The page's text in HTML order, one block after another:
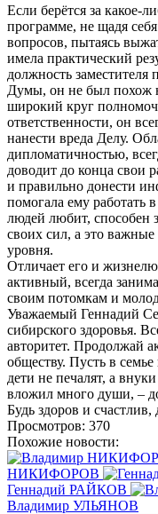
Если берётся за какое-
программе, не щадя
вопросов, пытаясь
имела практический
должность заместителя
Думы, он не был похож
широкий круг
ответственности, он
нанести вреда Делу.
дипломатичностью,
доводит до конца свои
и правильно донести
помогала ему
людей любит, способен
своих сил, а это важные
уровня.
Отличает его и
активный, всегда
своим потомкам и
Уважаемый Геннадий
сибирского здоровья.
авторитет. Продолжай
обществу. Пусть в семье
дети не печалят, а
вложил много души, –
Будь здоров и счастлив,
Просмотров: 370
Похожие новости:
НИКИФОРОВ
Геннадий РАЙКОВ
Владимир УЛЬЯНОВ